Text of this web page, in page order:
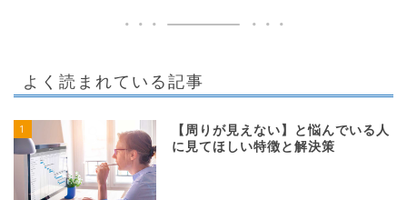
よく読まれている記事
1
【周りが見えない】と悩んでいる人
に見てほしい特徴と解決策